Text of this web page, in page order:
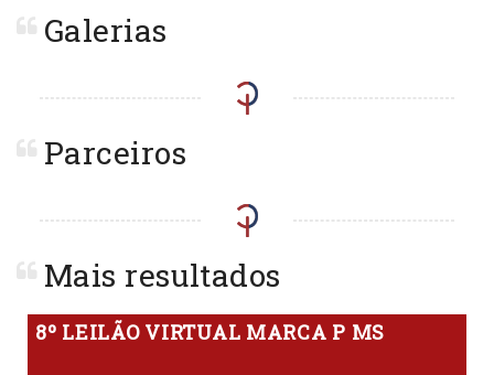
Galerias
Parceiros
Mais resultados
8º LEILÃO VIRTUAL MARCA P MS